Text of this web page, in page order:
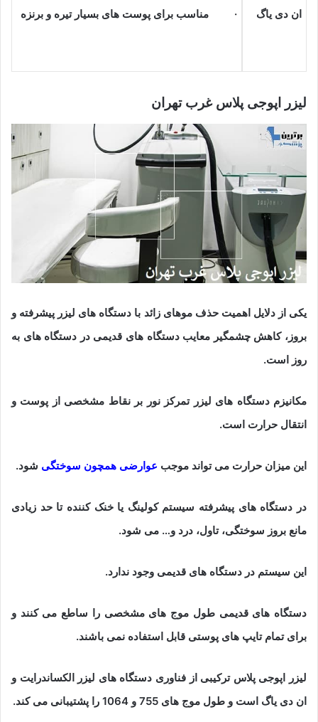
ان دی یاگ · مناسب برای پوست های بسیار تیره و برنزه
لیزر اپوجی پلاس غرب تهران
یکی از دلایل اهمیت حذف موهای زائد با دستگاه های لیزر پیشرفته و
بروز، کاهش چشمگیر معایب دستگاه های قدیمی در دستگاه های به
روز است.
مکانیزم دستگاه های لیزر تمرکز نور بر نقاط مشخصی از پوست و
انتقال حرارت است.
این میزان حرارت می تواند موجب عوارضی همچون سوختگی شود.
در دستگاه های پیشرفته سیستم کولینگ یا خنک کننده تا حد زیادی
مانع بروز سوختگی، تاول، درد و… می شود.
این سیستم در دستگاه های قدیمی وجود ندارد.
دستگاه های قدیمی طول موج های مشخصی را ساطع می کنند و
برای تمام تایپ های پوستی قابل استفاده نمی باشند.
لیزر اپوجی پلاس ترکیبی از فناوری دستگاه های لیزر الکساندرایت و
ان دی یاگ است و طول موج های 755 و 1064 را پشتیبانی می کند.